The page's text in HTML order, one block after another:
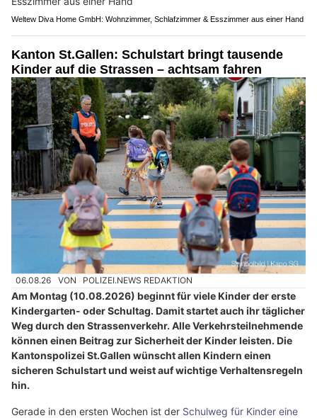
Weltew Diva Home GmbH: Wohnzimmer, Schlafzimmer & Esszimmer aus einer Hand
Kanton St.Gallen: Schulstart bringt tausende
Kinder auf die Strassen – achtsam fahren
06.08.26 VON POLIZEI.NEWS REDAKTION
Am Montag (10.08.2026) beginnt für viele Kinder der erste
Kindergarten- oder Schultag. Damit startet auch ihr täglicher
Weg durch den Strassenverkehr. Alle Verkehrsteilnehmende
können einen Beitrag zur Sicherheit der Kinder leisten. Die
Kantonspolizei St.Gallen wünscht allen Kindern einen
sicheren Schulstart und weist auf wichtige Verhaltensregeln
hin.
Gerade in den ersten Wochen ist der Schulweg für Kinder eine